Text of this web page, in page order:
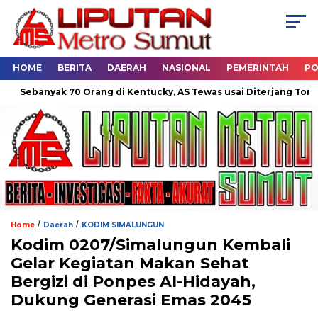
HOME BERITA DAERAH NASIONAL PEMERINTAH
70 Orang di Kentucky, AS Tewas usai Diterjang Tornado
Home / Daerah / KODIM SIMALUNGUN
Kodim 0207/Simalungun Kembali
Gelar Kegiatan Makan Sehat
Bergizi di Ponpes Al-Hidayah,
Dukung Generasi Emas 2045